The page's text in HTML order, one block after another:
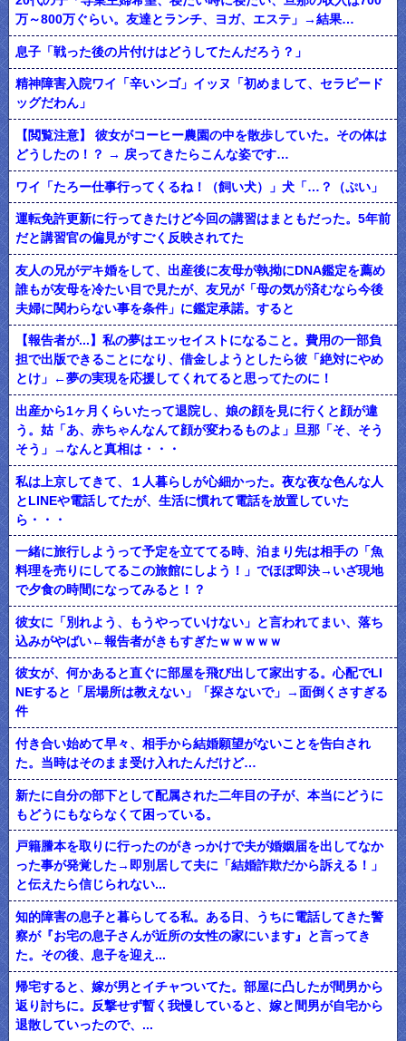
万～800万ぐらい。友達とランチ、ヨガ、エステ」→結果…
息子「戦った後の片付けはどうしてたんだろう？」
精神障害入院ワイ「辛いンゴ」イッヌ「初めまして、セラピード
ッグだわん」
【閲覧注意】 彼女がコーヒー農園の中を散歩していた。その体は
どうしたの！？ → 戻ってきたらこんな姿です…
ワイ「たろー仕事行ってくるね！（飼い犬）」犬「…？（ぷい」
運転免許更新に行ってきたけど今回の講習はまともだった。5年前
だと講習官の偏見がすごく反映されてた
友人の兄がデキ婚をして、出産後に友母が執拗にDNA鑑定を薦め
誰もが友母を冷たい目で見たが、友兄が「母の気が済むなら今後
夫婦に関わらない事を条件」に鑑定承諾。すると
【報告者が...】私の夢はエッセイストになること。費用の一部負
担で出版できることになり、借金しようとしたら彼「絶対にやめ
とけ」←夢の実現を応援してくれてると思ってたのに！
出産から1ヶ月くらいたって退院し、娘の顔を見に行くと顔が違
う。姑「あ、赤ちゃんなんて顔が変わるものよ」旦那「そ、そう
そう」→なんと真相は・・・
私は上京してきて、１人暮らしが心細かった。夜な夜な色んな人
とLINEや電話してたが、生活に慣れて電話を放置していた
ら・・・
一緒に旅行しようって予定を立ててる時、泊まり先は相手の「魚
料理を売りにしてるこの旅館にしよう！」でほぼ即決→いざ現地
で夕食の時間になってみると！？
彼女に「別れよう、もうやっていけない」と言われてまい、落ち
込みがやばい←報告者がきもすぎたｗｗｗｗｗ
彼女が、何かあると直ぐに部屋を飛び出して家出する。心配でLI
NEすると「居場所は教えない」「探さないで」→面倒くさすぎる
件
付き合い始めて早々、相手から結婚願望がないことを告白され
た。当時はそのまま受け入れたんだけど…
新たに自分の部下として配属された二年目の子が、本当にどうに
もどうにもならなくて困っている。
戸籍謄本を取りに行ったのがきっかけで夫が婚姻届を出してなか
った事が発覚した→即別居して夫に「結婚詐欺だから訴える！」
と伝えたら信じられない...
知的障害の息子と暮らしてる私。ある日、うちに電話してきた警
察が『お宅の息子さんが近所の女性の家にいます』と言ってき
た。その後、息子を迎え...
帰宅すると、嫁が男とイチャついてた。部屋に凸したが間男から
返り討ちに。反撃せず暫く我慢していると、嫁と間男が自宅から
退散していったので、...